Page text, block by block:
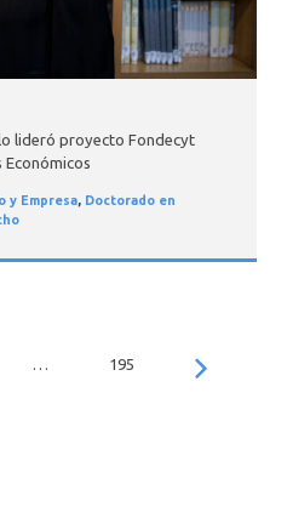
lideró proyecto Fondecyt
Económicos
y Empresa, Doctorado en
… 195